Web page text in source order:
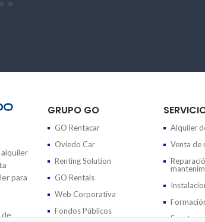
para
de
GRUPO GO
GO Rentacar
Oviedo Car
Renting Solution
GO Rentals
Web Corporativa
Fondos Públicos
Alquiler
Venta de
Eventos